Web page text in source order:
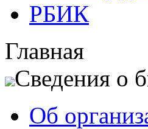
РБИК
Главная
Сведения о
Об